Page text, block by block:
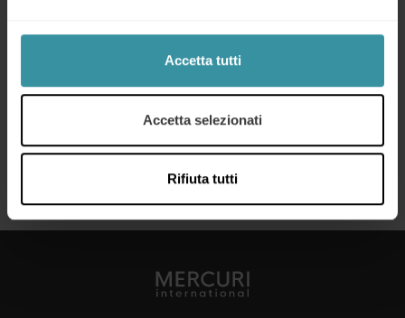
Accetta tutti
Accetta selezionati
Rifiuta tutti
modello vincente
Continua a leggere
Smarketing: cos’è e perché è
importante
Continua a leggere